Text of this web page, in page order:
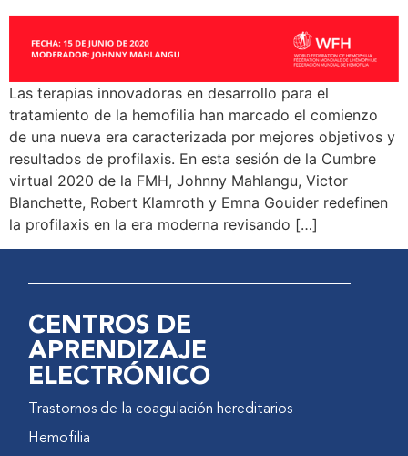
Las terapias innovadoras en desarrollo para el
tratamiento de la hemofilia han marcado el comienzo
de una nueva era caracterizada por mejores objetivos y
resultados de profilaxis. En esta sesión de la Cumbre
virtual 2020 de la FMH, Johnny Mahlangu, Victor
Blanchette, Robert Klamroth y Emna Gouider redefinen
la profilaxis en la era moderna revisando […]
CENTROS DE
APRENDIZAJE
ELECTRÓNICO
Trastornos de la coagulación hereditarios
Hemofilia